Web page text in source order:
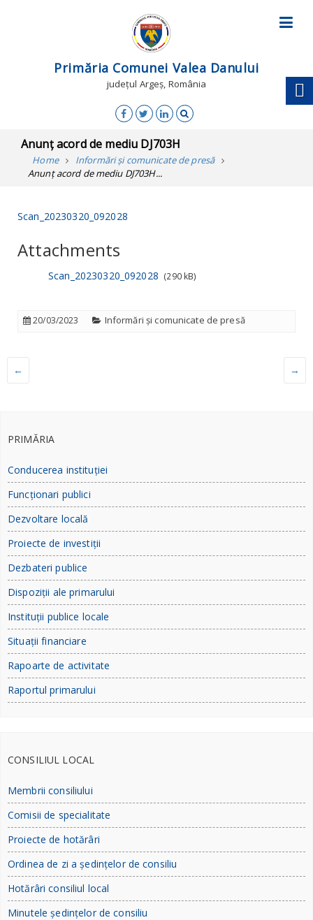
Primăria Comunei Valea Danului
județul Argeș, România
Anunț acord de mediu DJ703H
Home
Informări și comunicate de presă
Anunț acord de mediu DJ703H...
Scan_20230320_092028
Attachments
Scan_20230320_092028 (290 kB)
20/03/2023 Informări și comunicate de presă
← →
PRIMĂRIA
Conducerea instituției
Funcționari publici
Dezvoltare locală
Proiecte de investiții
Dezbateri publice
Dispoziții ale primarului
Instituții publice locale
Situații financiare
Rapoarte de activitate
Raportul primarului
CONSILIUL LOCAL
Membrii consiliului
Comisii de specialitate
Proiecte de hotărâri
Ordinea de zi a ședințelor de consiliu
Hotărâri consiliul local
Minutele ședințelor de consiliu